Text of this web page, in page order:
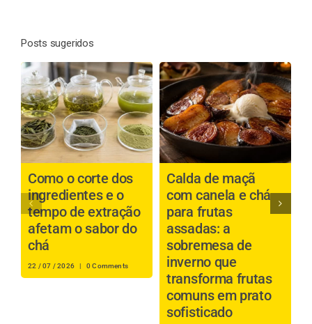
Posts sugeridos
Como o corte dos
ingredientes e o
tempo de extração
afetam o sabor do
chá
22 / 07 / 2026 | 0 Comments
Calda de maçã
com canela e chá
para frutas
assadas: a
sobremesa de
inverno que
transforma frutas
comuns em prato
sofisticado